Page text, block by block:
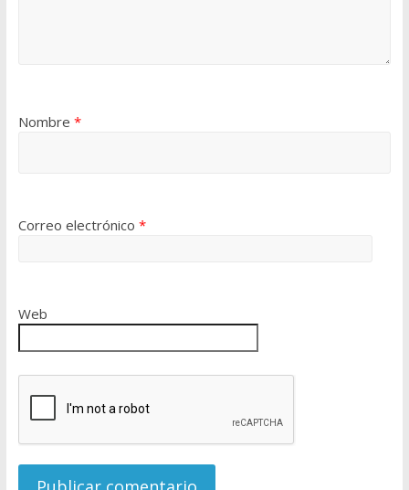
Nombre *
Correo electrónico *
Web